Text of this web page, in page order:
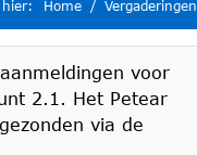
hier: Home Vergaderingen
voor
2.1. Het Petear
via de